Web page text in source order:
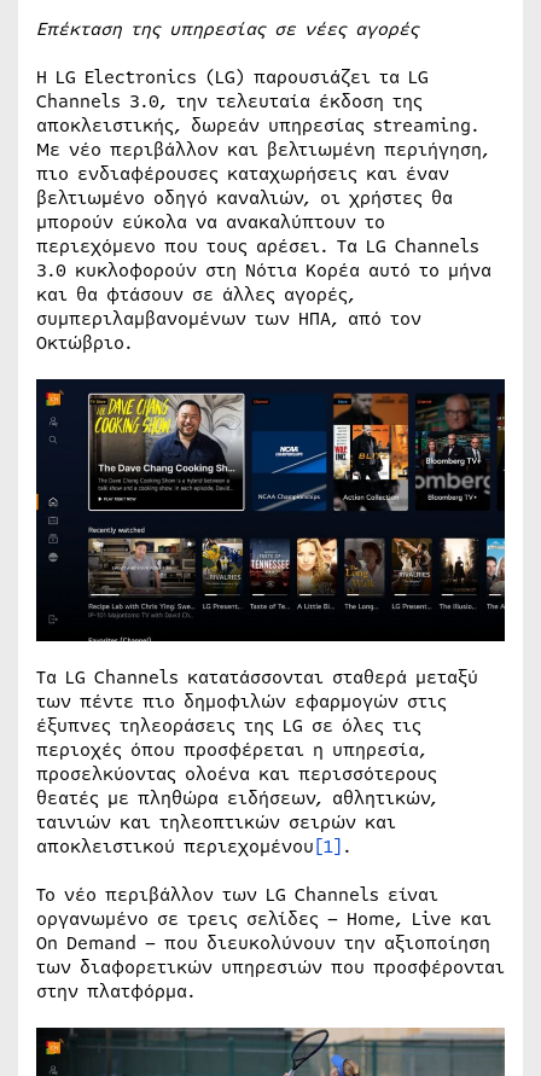
Επέκταση της υπηρεσίας σε νέες αγορές
Η LG Electronics (LG) παρουσιάζει τα LG
Channels 3.0, την τελευταία έκδοση της
αποκλειστικής, δωρεάν υπηρεσίας streaming.
Με νέο περιβάλλον και βελτιωμένη περιήγηση,
πιο ενδιαφέρουσες καταχωρήσεις και έναν
βελτιωμένο οδηγό καναλιών, οι χρήστες θα
μπορούν εύκολα να ανακαλύπτουν το
περιεχόμενο που τους αρέσει. Τα LG Channels
3.0 κυκλοφορούν στη Νότια Κορέα αυτό το μήνα
και θα φτάσουν σε άλλες αγορές,
συμπεριλαμβανομένων των ΗΠΑ, από τον
Οκτώβριο.
Τα LG Channels κατατάσσονται σταθερά μεταξύ
των πέντε πιο δημοφιλών εφαρμογών στις
έξυπνες τηλεοράσεις της LG σε όλες τις
περιοχές όπου προσφέρεται η υπηρεσία,
προσελκύοντας ολοένα και περισσότερους
θεατές με πληθώρα ειδήσεων, αθλητικών,
ταινιών και τηλεοπτικών σειρών και
αποκλειστικού περιεχομένου[1].
Το νέο περιβάλλον των LG Channels είναι
οργανωμένο σε τρεις σελίδες – Home, Live και
On Demand – που διευκολύνουν την αξιοποίηση
των διαφορετικών υπηρεσιών που προσφέρονται
στην πλατφόρμα.